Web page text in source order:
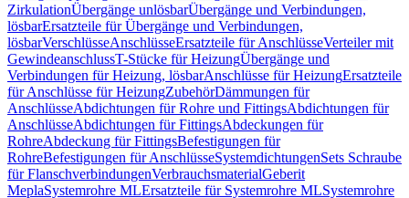
ZirkulationÜbergänge unlösbarÜbergänge und Verbindungen,
lösbarErsatzteile für Übergänge und Verbindungen,
lösbarVerschlüsseAnschlüsseErsatzteile für AnschlüsseVerteiler mit
GewindeanschlussT-Stücke für HeizungÜbergänge und
Verbindungen für Heizung, lösbarAnschlüsse für HeizungErsatzteile
für Anschlüsse für HeizungZubehörDämmungen für
AnschlüsseAbdichtungen für Rohre und FittingsAbdichtungen für
AnschlüsseAbdichtungen für FittingsAbdeckungen für
RohreAbdeckung für FittingsBefestigungen für
RohreBefestigungen für AnschlüsseSystemdichtungenSets Schraube
für FlanschverbindungenVerbrauchsmaterialGeberit
MeplaSystemrohre MLErsatzteile für Systemrohre MLSystemrohre